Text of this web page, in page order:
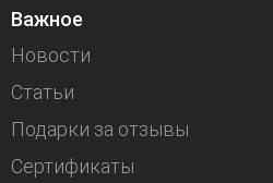
Важное
Новости
Статьи
Подарки за отзывы
Сертификаты